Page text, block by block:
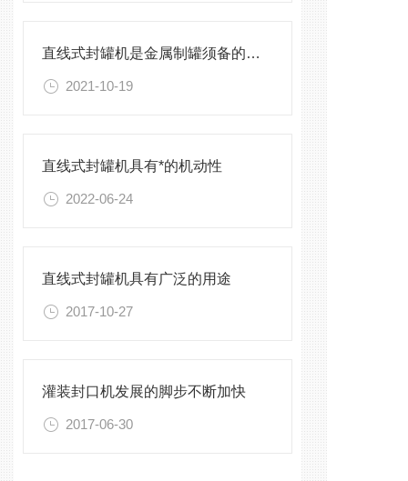
直线式封罐机是金属制罐须备的加工设备
2021-10-19
直线式封罐机具有*的机动性
2022-06-24
直线式封罐机具有广泛的用途
2017-10-27
灌装封口机发展的脚步不断加快
2017-06-30